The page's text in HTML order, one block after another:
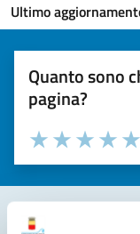
Ultimo
Quanto sono
pagina?
Valuta la chiarezza
Seleziona il
Valuta
Valuta 3
Valuta 2
Valuta 1 stelle su